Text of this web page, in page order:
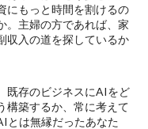
にもっと時間を割けるの
。主婦の方であれば、家
収入の道を探しているか
既存のビジネスにAIをど
構築するか、常に考えて
とは無縁だったあなた